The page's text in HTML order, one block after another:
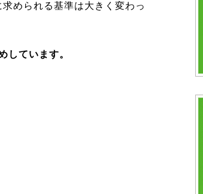
められる基準は大きく変わっ
しています。